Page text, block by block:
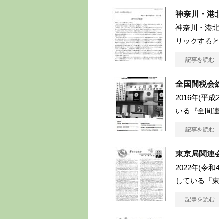
神奈川・
神奈川・港
リックする
記事を読む
全国間税
2016年(平
いる『全間
記事を読む
東京局関連
2022年(令
している『
記事を読む